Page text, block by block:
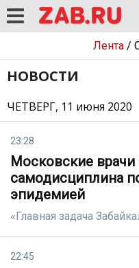
Лента/
НОВОСТИ
ЧЕТВЕРГ, 11 июня 2020
23:28
Московские врачи
самодисциплина
эпидемией
«Главная задача
22:45